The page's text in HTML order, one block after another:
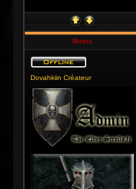
Bioris
Dovahkiin Créateur